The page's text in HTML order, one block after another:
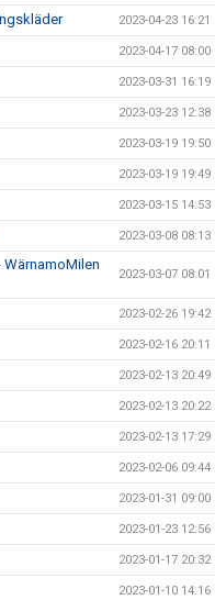
2023-04-23 16:21
2023-04-17 08:00
2023-03-31 16:19
2023-03-23 12:38
2023-03-19 19:50
2023-03-19 19:49
2023-03-15 14:53
2023-03-08 08:13
2023-03-07 08:01
2023-02-26 19:42
2023-02-16 20:11
2023-02-13 20:49
2023-02-13 20:22
2023-02-13 17:29
2023-02-06 09:44
2023-01-31 09:00
2023-01-23 12:56
2023-01-17 20:32
2023-01-10 14:16